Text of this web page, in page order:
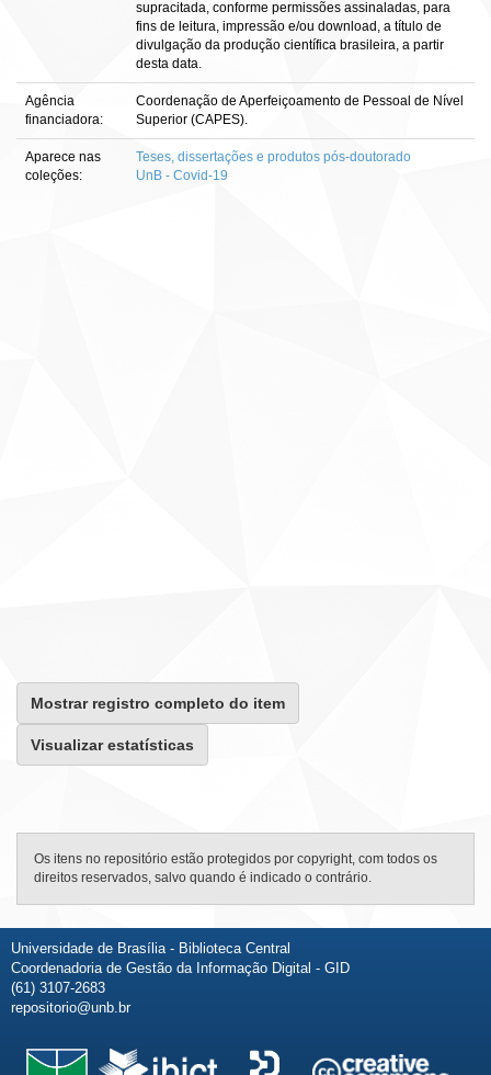
supracitada, conforme permissões assinaladas, para
fins de leitura, impressão e/ou download, a título de
divulgação da produção científica brasileira, a partir
desta data.
Agência
financiadora:
Coordenação de Aperfeiçoamento de Pessoal de Nível
Superior (CAPES).
Aparece nas
coleções:
Teses, dissertações e produtos pós-doutorado
UnB - Covid-19
Mostrar registro completo do item
Visualizar estatísticas
Os itens no repositório estão protegidos por copyright, com todos os
direitos reservados, salvo quando é indicado o contrário.
Universidade de Brasília - Biblioteca Central
Coordenadoria de Gestão da Informação Digital - GID
(61) 3107-2683
repositorio@unb.br